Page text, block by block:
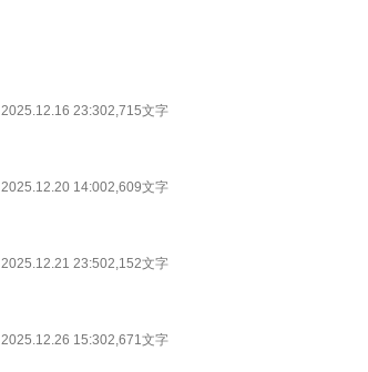
2025.12.16 23:302,715文字
2025.12.20 14:002,609文字
2025.12.21 23:502,152文字
2025.12.26 15:302,671文字